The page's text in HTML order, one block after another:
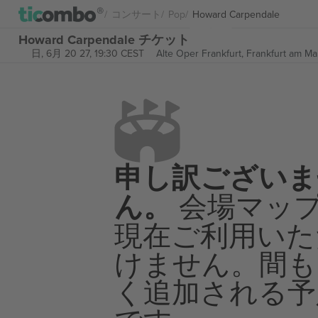
コンサート Pop Howard Carpendale
Howard Carpendale チケット
日, 6月 20 27, 19:30 CEST Alte Oper Frankfurt, Frankfurt am
申し訳ござい
ん。 会場マッ
現在ご利用い
けません。間
く追加される